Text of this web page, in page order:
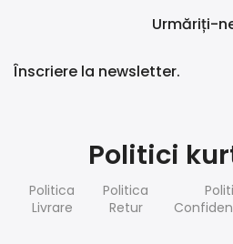
Urmăriți-
Înscriere la newsletter.
Politici
Politica
Livrare
Politica
Retur